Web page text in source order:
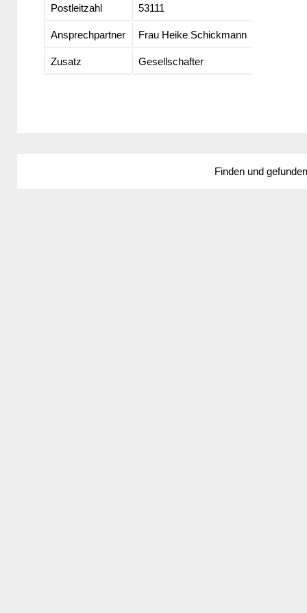
Postleitzahl 53111
Ansprechpartner Frau Heike Schickmann
Zusatz Gesellschafter
Finden und